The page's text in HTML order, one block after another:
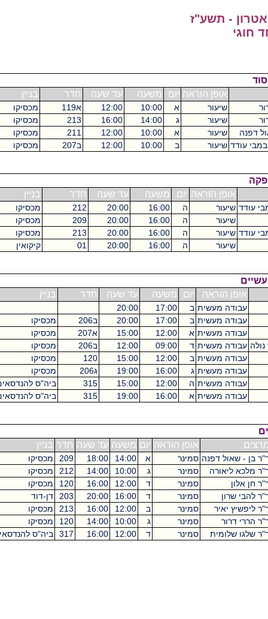
- תשע"ז
אופן הוראה יום משעה עד שעה חדר בניין
א 10:00
12:00 א119 מכסיקו
2
ג 14:00
16:00
213
2
שיעור
א 10:00
12:00
211
2
שיעור ב 10:00
12:00 ב207 מכסיקו 4
אופן הוראה יום משעה עד שעה חדר
שיעור ה 16:00
20:00
212
4
ה 16:00
20:00
209
4
שיעור ה 16:00
20:00
213
4
ה 16:00
20:00
01
4
הוראה יום משעה עד שעה חדר בניין
מעשית ב 17:00
20:00
מעשית ב 17:00
20:00 ב206 מכסיקו
מעשית א 12:00
15:00 א207 מכסיקו
מעשית ד 09:00
12:00 ב206 מכסיקו
מעשית ב 12:00
15:00
120 מכסיקו
מעשית ג 16:00
19:00 ג206 מכסיקו
מעשית ה 12:00
15:00
315 ביה"ס להנדסאים 3
מעשית א 16:00
19:00
315 ביה"ס להנדסאים 3
אופן הוראה יום משעה עד שעה חדר בניין
דפנה סמינר א 14:00
18:00
209 מכסיקו
ליאורה
סמינר ג 10:00
14:00
212 מכסיקו
ד 12:00
16:00
120 מכסיקו
סמינר ד 16:00
20:00
203 דן-דוד
יאיר
סמינר ב 12:00
16:00
213 מכסיקו
סמינר ג 10:00
14:00
120 מכסיקו
שלומית
סמינר ד 12:00
16:00
317 ביה"ס להנדסאים 4